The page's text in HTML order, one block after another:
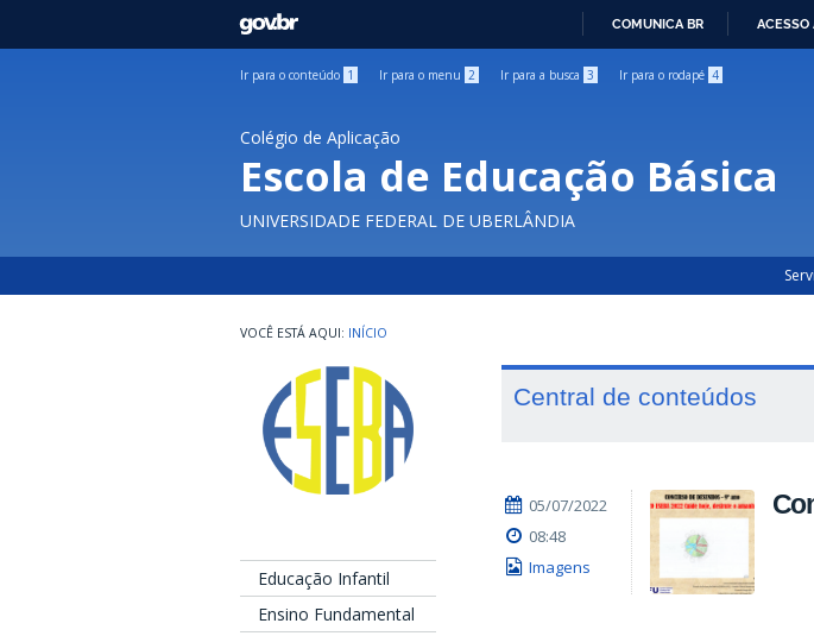
GOVBR
COMUNICA BR ACESSO
Ir para o conteúdo 1 Ir para o menu 2 Ir para a busca 3 Ir para o rodapé 4
Colégio de Aplicação
Escola de Educação Básica
UNIVERSIDADE FEDERAL DE UBERLÂNDIA
INÍCIO
Educação Infantil
Ensino Fundamental
Central de conteúdos
05/07/2022
08:48
Imagens